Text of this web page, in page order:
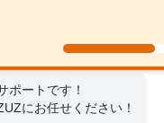
ポートです！
にお任せください！